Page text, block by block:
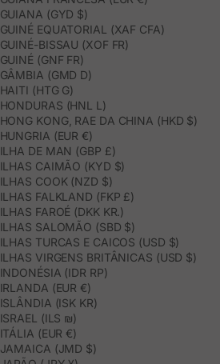
GUIANA (GYD $)
GUINÉ EQUATORIAL (XAF CFA)
GUINÉ-BISSAU (XOF FR)
GUINÉ (GNF FR)
GÂMBIA (GMD D)
HAITI (HTG G)
HONDURAS (HNL L)
HONG KONG, RAE DA CHINA (HKD $)
HUNGRIA (EUR €)
ILHA DE MAN (GBP £)
ILHAS CAIMÃO (KYD $)
ILHAS COOK (NZD $)
ILHAS FALKLAND (FKP £)
ILHAS FAROÉ (DKK KR.)
ILHAS SALOMÃO (SBD $)
ILHAS TURCAS E CAICOS (USD $)
ILHAS VIRGENS BRITÂNICAS (USD $)
INDONÉSIA (IDR RP)
IRLANDA (EUR €)
ISLÂNDIA (ISK KR)
ISRAEL (ILS ₪)
ITÁLIA (EUR €)
JAMAICA (JMD $)